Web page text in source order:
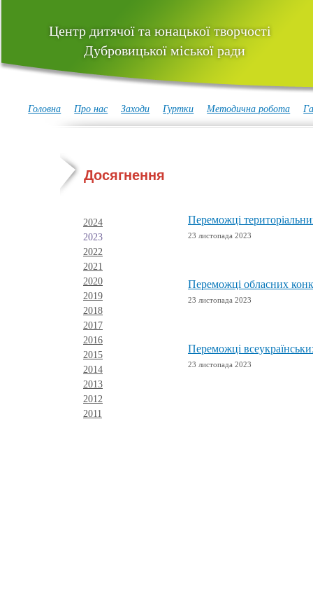
Центр дитячої та юнацької творчості
Дубровицької міської ради
Головна Про нас Заходи Гуртки Методична робота
Досягнення
2024
2023
2022
2021
2020
2019
2018
2017
2016
2015
2014
2013
2012
2011
Переможці
23 листопада 2023
Переможці обласних
23 листопада 2023
Переможці
23 листопада 2023